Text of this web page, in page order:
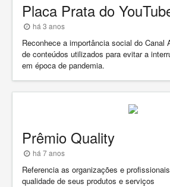
Placa Prata do
há 3 anos
Reconhece a importância social do Canal
de conteúdos utilizados para evitar a
em época de pandemia.
Prêmio Quality
há 7 anos
Referencia as organizações e
qualidade de seus produtos e serviços